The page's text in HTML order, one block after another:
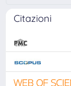
Citazioni